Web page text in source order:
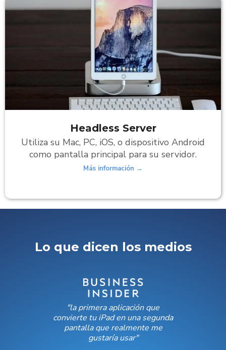
Headless Server
Utiliza su Mac, PC, iOS, o dispositivo Android
como pantalla principal para su servidor.
Más información →
Lo que dicen los medios
"la primera aplicación que
convierte tu iPad en una segunda
pantalla que realmente me
gustaría usar"